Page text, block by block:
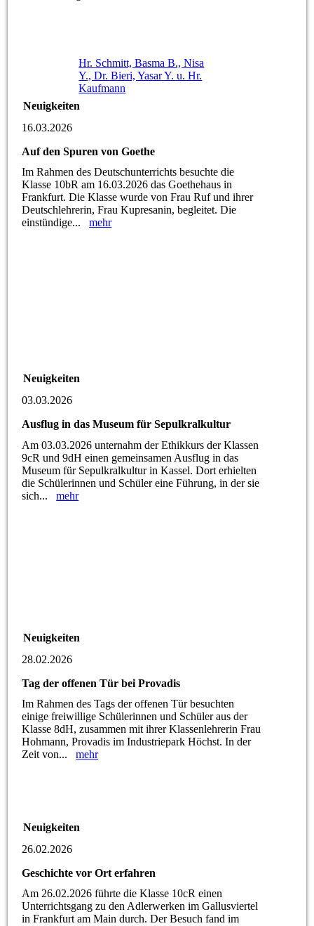
Hr. Schmitt, Basma B., Nisa
Y., Dr. Bieri, Yasar Y. u. Hr.
Kaufmann
Neuigkeiten
16.03.2026
Auf den Spuren von Goethe
Im Rahmen des Deutschunterrichts besuchte die
Klasse 10bR am 16.03.2026 das Goethehaus in
Frankfurt. Die Klasse wurde von Frau Ruf und ihrer
Deutschlehrerin, Frau Kupresanin, begleitet. Die
einstündige...mehr
Neuigkeiten
03.03.2026
Ausflug in das Museum für Sepulkralkultur
Am 03.03.2026 unternahm der Ethikkurs der Klassen
9cR und 9dH einen gemeinsamen Ausflug in das
Museum für Sepulkralkultur in Kassel. Dort erhielten
die Schülerinnen und Schüler eine Führung, in der sie
sich...mehr
Neuigkeiten
28.02.2026
Tag der offenen Tür bei Provadis
Im Rahmen des Tags der offenen Tür besuchten
einige freiwillige Schülerinnen und Schüler aus der
Klasse 8dH, zusammen mit ihrer Klassenlehrerin Frau
Hohmann, Provadis im Industriepark Höchst. In der
Zeit von...mehr
Neuigkeiten
26.02.2026
Geschichte vor Ort erfahren
Am 26.02.2026 führte die Klasse 10cR einen
Unterrichtsgang zu den Adlerwerken im Gallusviertel
in Frankfurt am Main durch. Der Besuch fand im